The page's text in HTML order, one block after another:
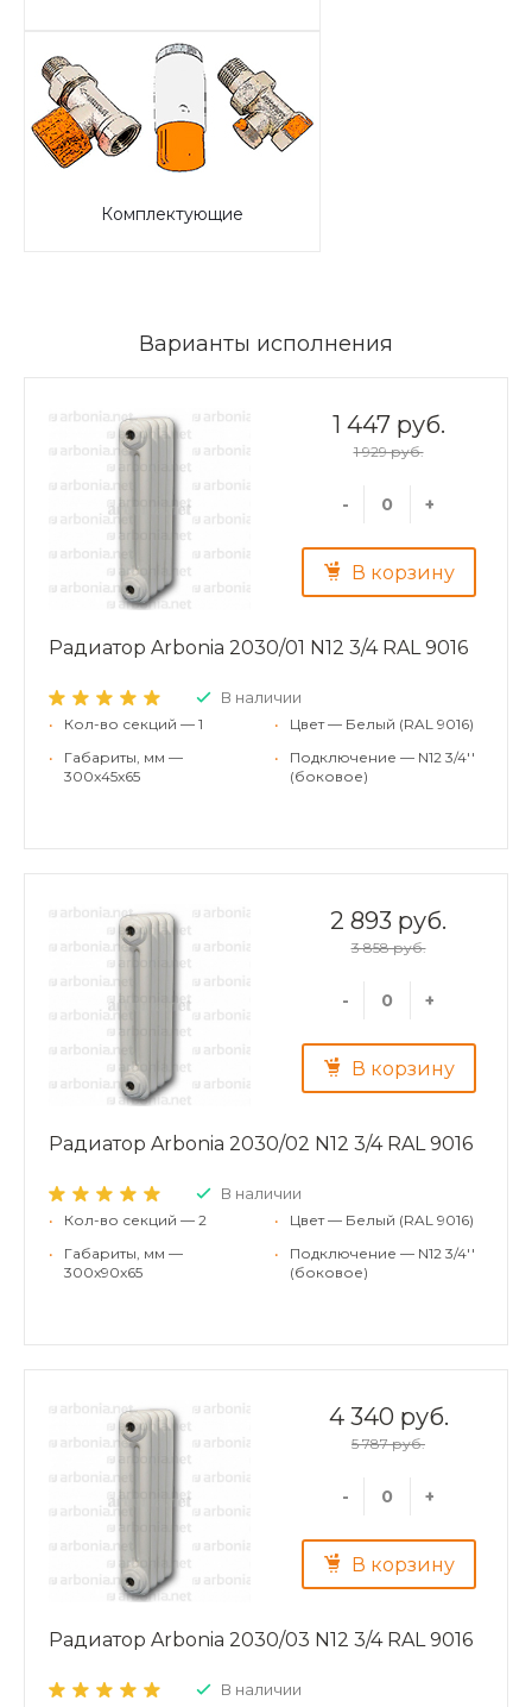
Комплектующие
Варианты исполнения
1 447 руб.
1 929 руб.
- +
В корзину
Радиатор Arbonia 2030/01 N12 3/4 RAL 9016
В наличии
•
Кол-во секций — 1
•
Габариты, мм —
300x45x65
•
Цвет — Белый (RAL 9016)
•
Подключение — N12 3/4''
(боковое)
2 893 руб.
3 858 руб.
- +
В корзину
Радиатор Arbonia 2030/02 N12 3/4 RAL 9016
В наличии
•
Кол-во секций — 2
•
Габариты, мм —
300x90x65
•
Цвет — Белый (RAL 9016)
•
Подключение — N12 3/4''
(боковое)
4 340 руб.
5 787 руб.
- +
В корзину
Радиатор Arbonia 2030/03 N12 3/4 RAL 9016
В наличии